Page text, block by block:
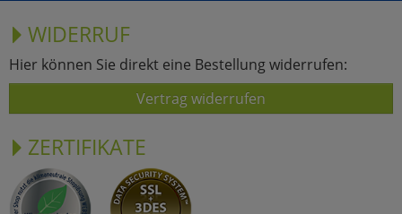
WIDERRUF
Hier können Sie direkt eine Bestellung widerrufen:
Vertrag widerrufen
ZERTIFIKATE